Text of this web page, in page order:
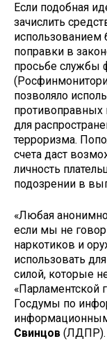
Если подобная
зачислить
использованием
поправки в
просьбе службы
позволяло
противоправных
для
терроризма.
счета даст
личность
подозрении в
«Любая
если мы не
наркотиков и
использовать
силой, которые
«Парламентской
Госдумы по
Свинцов (ЛДПР).